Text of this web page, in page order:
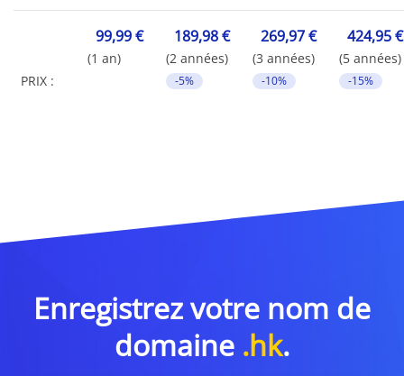
PRIX :
99,99 €
(1 an)
189,98 €
(2 années)
-5%
269,97 €
(3 années)
-10%
424,95 €
(5 années)
-15%
Enregistrez votre nom de
domaine .hk.